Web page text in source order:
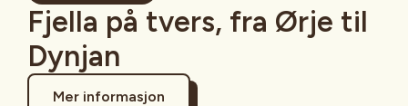
Fjella på tvers, fra Ørje til
Dynjan
Mer informasjon